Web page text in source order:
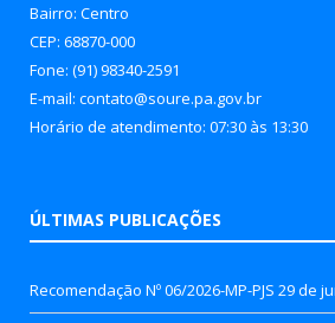
Bairro: Centro
CEP: 68870-000
Fone: (91) 98340-2591
E-mail: contato@soure.pa.gov.br
Horário de atendimento: 07:30 às 13:30
ÚLTIMAS PUBLICAÇÕES
Recomendação Nº 06/2026-MP-PJS 29 de